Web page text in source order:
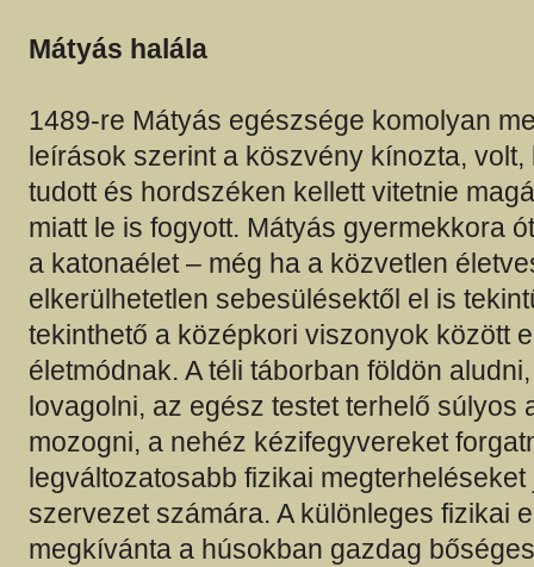
Mátyás halála
1489-re Mátyás egészsége komolyan
leírások szerint a köszvény kínozta,
tudott és hordszéken kellett vitetnie
miatt le is fogyott. Mátyás gyermekkora
a katonaélet – még ha a közvetlen
elkerülhetetlen sebesülésektől el is
tekinthető a középkori viszonyok között
életmódnak. A téli táborban földön
lovagolni, az egész testet terhelő súlyos
mozogni, a nehéz kézifegyvereket
legváltozatosabb fizikai megterheléseket
szervezet számára. A különleges fizikai
megkívánta a húsokban gazdag